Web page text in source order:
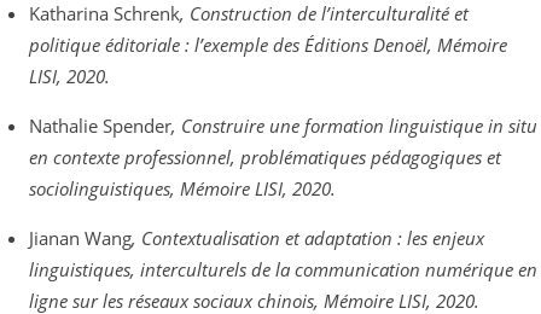
Katharina Schrenk, Construction de l’interculturalité et
politique éditoriale : l’exemple des Éditions Denoël, Mémoire
LISI, 2020.
Nathalie Spender, Construire une formation linguistique in situ
en contexte professionnel, problématiques pédagogiques et
sociolinguistiques, Mémoire LISI, 2020.
Jianan Wang, Contextualisation et adaptation : les enjeux
linguistiques, interculturels de la communication numérique en
ligne sur les réseaux sociaux chinois, Mémoire LISI, 2020.